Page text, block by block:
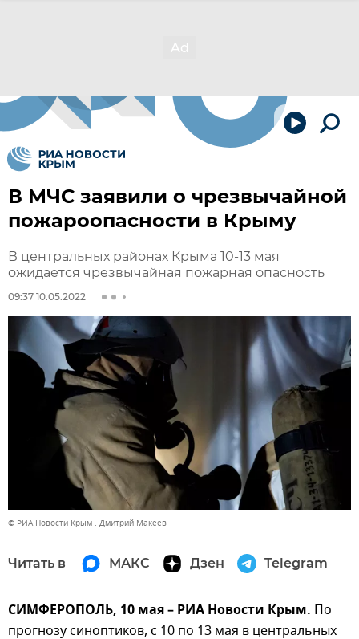
В МЧС заявили о чрезвычайной
пожароопасности в Крыму
В центральных районах Крыма 10-13 мая
ожидается чрезвычайная пожарная опасность
09:37 10.05.2022
© РИА Новости Крым . Дмитрий Макеев
Читать в МАКС Дзен Telegram
СИМФЕРОПОЛЬ, 10 мая – РИА Новости Крым. По
прогнозу синоптиков, с 10 по 13 мая в центральных